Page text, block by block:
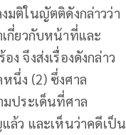
มติในญัตติดังกล่าวว่า
กี่ยวกับหน้าที่และ
จึงส่งเรื่องดังกล่าว
นึ่ง (2) ซึ่งศาล
ประเด็นที่ศาล
ล้ว และเห็นว่าคดีเป็น